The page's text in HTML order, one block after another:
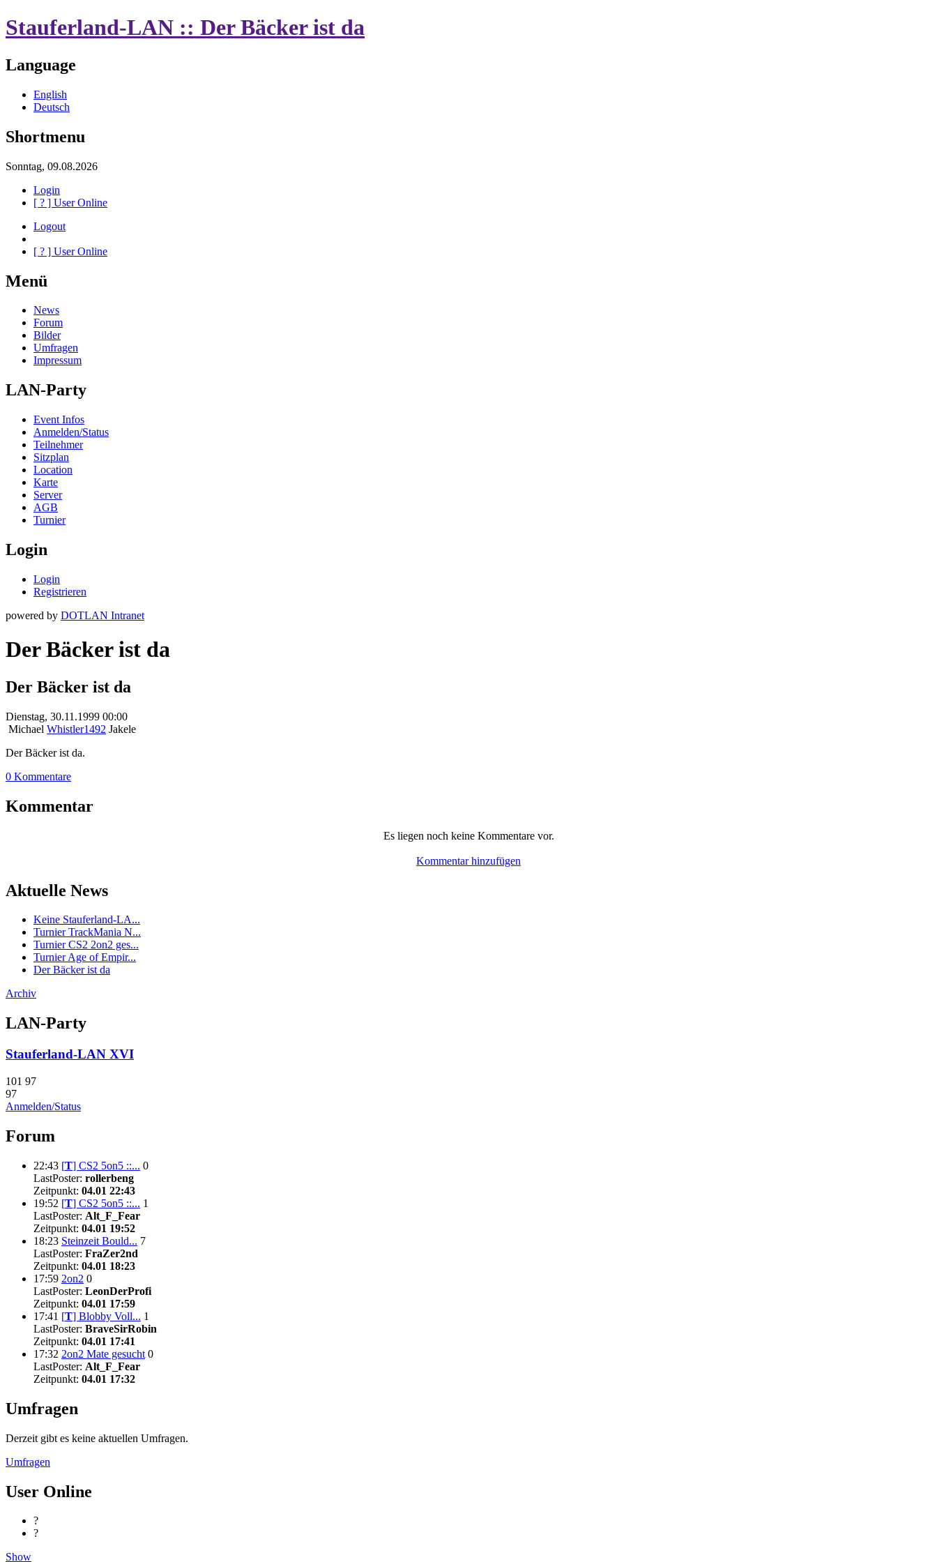
Stauferland-LAN :: Der Bäcker ist da
Language
English
Deutsch
Shortmenu
Sonntag, 09.08.2026
Login
[ ? ] User Online
Logout
[ ? ] User Online
Menü
News
Forum
Bilder
Umfragen
Impressum
LAN-Party
Event Infos
Anmelden/Status
Teilnehmer
Sitzplan
Location
Karte
Server
AGB
Turnier
Login
Login
Registrieren
powered by DOTLAN Intranet
Der Bäcker ist da
Der Bäcker ist da
Dienstag, 30.11.1999 00:00
Michael Whistler1492 Jakele
Der Bäcker ist da.
0 Kommentare
Kommentar
Es liegen noch keine Kommentare vor.
Kommentar hinzufügen
Aktuelle News
Keine Stauferland-LA...
Turnier TrackMania N...
Turnier CS2 2on2 ges...
Turnier Age of Empir...
Der Bäcker ist da
Archiv
LAN-Party
Stauferland-LAN XVI
101 97
97
Anmelden/Status
Forum
22:43 [T] CS2 5on5 ::... 0
LastPoster: rollerbeng
Zeitpunkt: 04.01 22:43
19:52 [T] CS2 5on5 ::... 1
LastPoster: Alt_F_Fear
Zeitpunkt: 04.01 19:52
18:23 Steinzeit Bould... 7
LastPoster: FraZer2nd
Zeitpunkt: 04.01 18:23
17:59 2on2 0
LastPoster: LeonDerProfi
Zeitpunkt: 04.01 17:59
17:41 [T] Blobby Voll... 1
LastPoster: BraveSirRobin
Zeitpunkt: 04.01 17:41
17:32 2on2 Mate gesucht 0
LastPoster: Alt_F_Fear
Zeitpunkt: 04.01 17:32
Umfragen
Derzeit gibt es keine aktuellen Umfragen.
Umfragen
User Online
?
?
Show